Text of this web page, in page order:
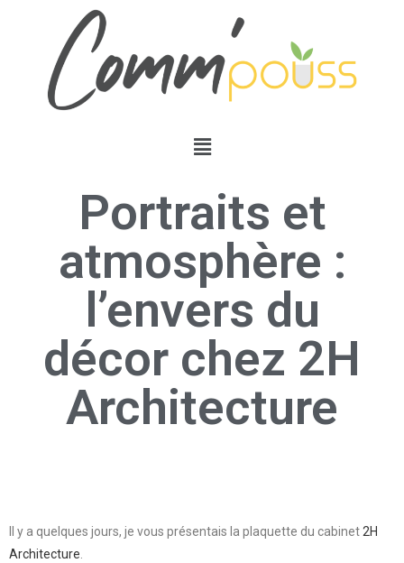
Portraits et
atmosphère :
l’envers du
décor chez 2H
Architecture
Il y a quelques jours, je vous présentais la plaquette du cabinet2H
Architecture.